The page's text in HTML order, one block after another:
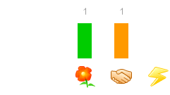
1 1